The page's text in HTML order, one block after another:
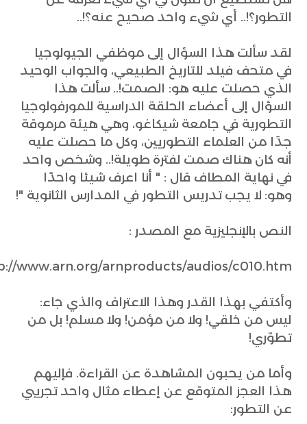
التطور؟!.. أي شيء واحد صحيح عنه؟!..
لقد سألت هذا السؤال إلى موظفي الجيولوجيا
في متحف فيلد للتاريخ الطبيعي، والجواب الوحيد
الذي حصلت عليه هو: الصمت!.. سألت هذا
السؤال إلى أعضاء الحلقة الدراسية للمورفولوجيا
التطورية في جامعة شيكاغو، وهي هيئة مرموقة
جدًا من العلماء التطوريين، وكل ما حصلت عليه
أنه كان هناك صمت لفترة طويلة!.. وشخص واحد
في نهاية المطاف قال : " أنا اعرف شيئا واحدًا
وهو: لا يجب تدريس التطور في المدارس الثانوية "!
النص بالإنجليزية مع المصدر :
www.arn.org/arnproducts/audios/c010.htm
وأكتفي بهذا القدر وهذا الاعتراف والذي جاء:
ليس من خلقي! ولا من مؤمن! ولا مسلم! بل من
تطوّري!
وأما من يحبون المشاهدة عن القراءة. فإليهم
هذا العجز المتوقع عن إعطاء مثال واحد تجريبي
عن التطور: